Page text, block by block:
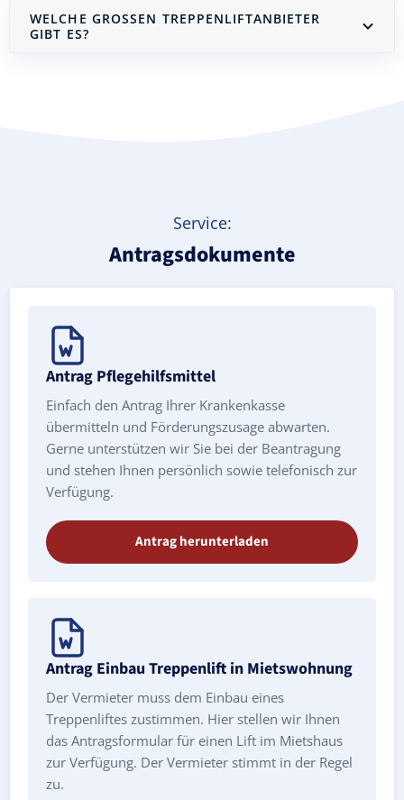
WELCHE GROSSEN TREPPENLIFTANBIETER G
IBT ES?
Service:
Antragsdokumente
Antrag Pflegehilfsmittel
Einfach den Antrag Ihrer Krankenkasse
übermitteln und Förderungszusage abwarten.
Gerne unterstützen wir Sie bei der Beantragung
und stehen Ihnen persönlich sowie telefonisch zur
Verfügung.
Antrag herunterladen
Antrag Einbau Treppenlift in Mietswohnung
Der Vermieter muss dem Einbau eines
Treppenliftes zustimmen. Hier stellen wir Ihnen
das Antragsformular für einen Lift im Mietshaus
zur Verfügung. Der Vermieter stimmt in der Regel
zu.